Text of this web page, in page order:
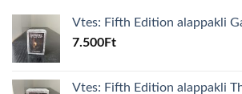
Vtes: Fifth Edition alappakli
7.500Ft
Vtes: Fifth Edition alappakli